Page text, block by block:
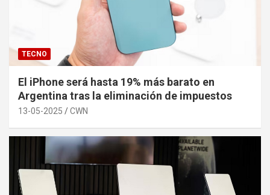
TECNO
El iPhone será hasta 19% más barato en
Argentina tras la eliminación de impuestos
13-05-2025 CWN